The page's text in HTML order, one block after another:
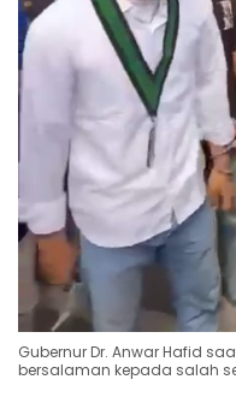
Gubernur Dr. Anwar Hafid
bersalaman kepada salah